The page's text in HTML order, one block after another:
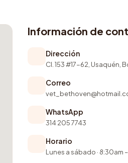
Información de
Dirección
Cl. 153 #17-62, Usaquén,
Correo
WhatsApp
314 205 7743
Horario
Lunes a sábado · 8:30am